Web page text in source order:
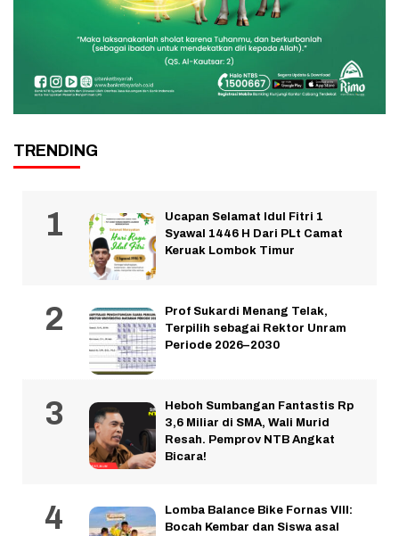
TRENDING
Ucapan Selamat Idul Fitri 1
Syawal 1446 H Dari PLt Camat
Keruak Lombok Timur
Prof Sukardi Menang Telak,
Terpilih sebagai Rektor Unram
Periode 2026–2030
Heboh Sumbangan Fantastis Rp
3,6 Miliar di SMA, Wali Murid
Resah. Pemprov NTB Angkat
Bicara!
Lomba Balance Bike Fornas VIII:
Bocah Kembar dan Siswa asal